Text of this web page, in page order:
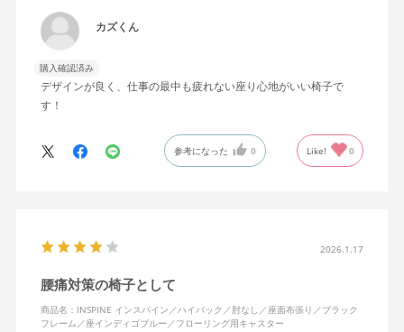
カズくん
購入確認済み
デザインが良く、仕事の最中も疲れない座り心地がいい椅子で
す！
参考になった 0 Like! 0
2026.1.17
腰痛対策の椅子として
商品名：INSPINE インスパイン／ハイバック／肘なし／座面布張り／ブラック
フレーム／座インディゴブルー／フローリング用キャスター